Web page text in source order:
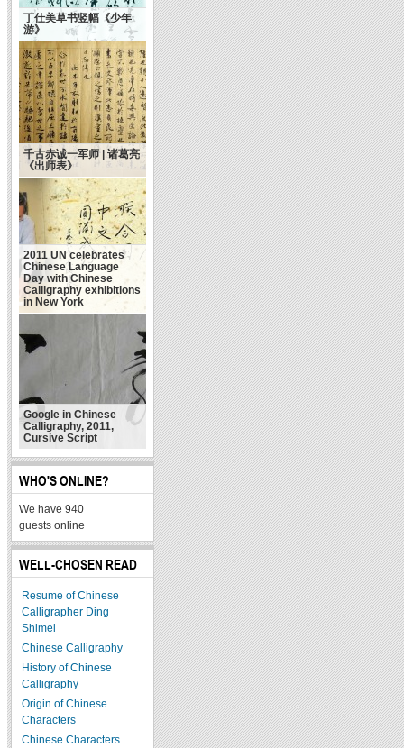
丁仕美草书竖幅《少年
游》
千古赤诚一军师 | 诸葛亮
《出师表》
2011 UN celebrates
Chinese Language
Day with Chinese
Calligraphy exhibitions
in New York
Google in Chinese
Calligraphy, 2011,
Cursive Script
WHO'S ONLINE?
We have 940
guests online
WELL-CHOSEN READ
Resume of Chinese
Calligrapher Ding
Shimei
Chinese Calligraphy
History of Chinese
Calligraphy
Origin of Chinese
Characters
Chinese Characters